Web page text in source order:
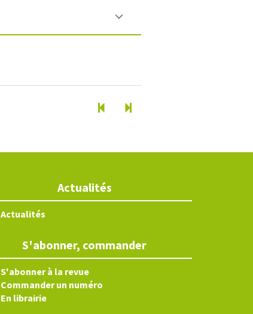
Actualités
Actualités
S'abonner, commander
S'abonner à la revue
Commander un numéro
En librairie